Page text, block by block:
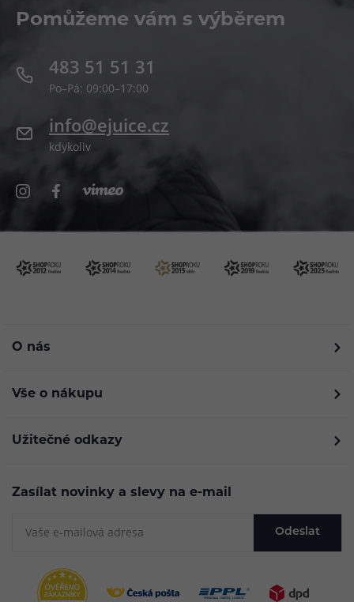
Pomůžeme vám s výběrem
483 51 51 31
Po–Pá: 09:00–17:00
info@ejuice.cz
kdykoliv
O nás
Vše o nákupu
Užitečné odkazy
Zasílat novinky a slevy na e-mail
Odeslat